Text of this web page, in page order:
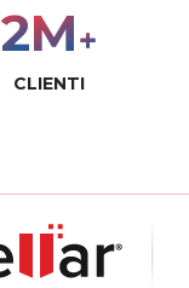
3M+
CLIENTI